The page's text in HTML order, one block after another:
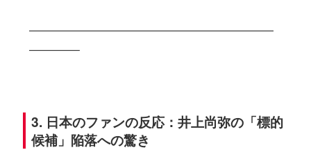
——————————————————————
————–
3. 日本のファンの反応：井上尚弥の「標的
候補」陥落への驚き